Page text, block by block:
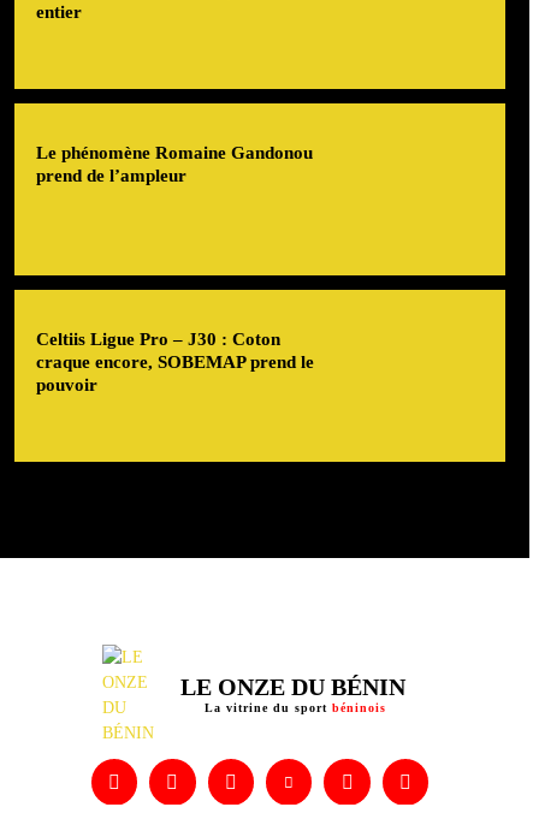
entier
Le phénomène Romaine Gandonou
prend de l’ampleur
Celtiis Ligue Pro – J30 : Coton
craque encore, SOBEMAP prend le
pouvoir
LE ONZE DU BÉNIN
La vitrine du sport béninois